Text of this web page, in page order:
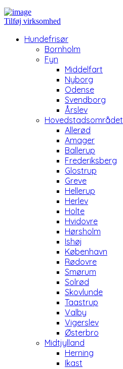
Tilføj virksomhed
Hundefrisør
Bornholm
Fyn
Middelfart
Nyborg
Odense
Svendborg
Årslev
Hovedstadsområdet
Allerød
Amager
Ballerup
Frederiksberg
Glostrup
Greve
Hellerup
Herlev
Holte
Hvidovre
Hørsholm
Ishøj
København
Rødovre
Smørum
Solrød
Skovlunde
Taastrup
Valby
Vigerslev
Østerbro
Midtjylland
Herning
Ikast